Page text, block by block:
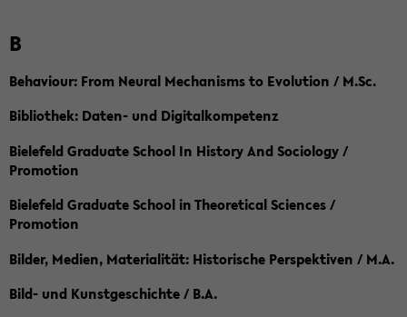
B
Behaviour: From Neural Mechanisms to Evolution / M.Sc.
Bibliothek: Daten- und Digitalkompetenz
Bielefeld Graduate School In History And Sociology /
Promotion
Bielefeld Graduate School in Theoretical Sciences /
Promotion
Bilder, Medien, Materialität: Historische Perspektiven / M.A.
Bild- und Kunstgeschichte / B.A.